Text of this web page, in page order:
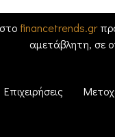
financetrends.gr
αμετάβλητη, σε
Επιχειρήσεις